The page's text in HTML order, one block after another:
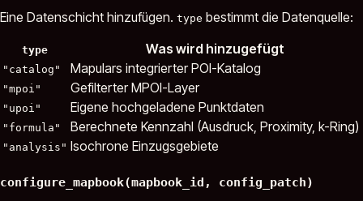
Eine Datenschicht hinzufügen. type bestimmt die Datenquelle:
type Was wird hinzugefügt
"catalog" Mapulars integrierter POI-Katalog
"mpoi" Gefilterter MPOI-Layer
"upoi" Eigene hochgeladene Punktdaten
"formula" Berechnete Kennzahl (Ausdruck, Proximity, k-Ring)
"analysis" Isochrone Einzugsgebiete
configure_mapbook(mapbook_id, config_patch)